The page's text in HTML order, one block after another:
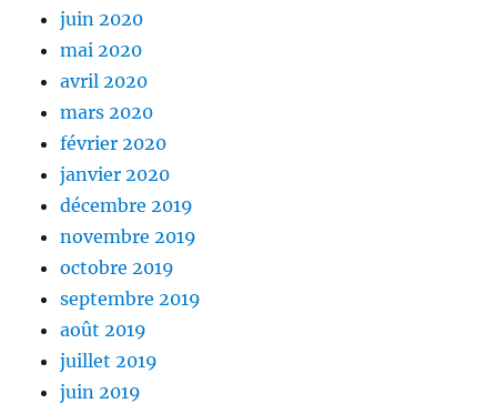
juin 2020
mai 2020
avril 2020
mars 2020
février 2020
janvier 2020
décembre 2019
novembre 2019
octobre 2019
septembre 2019
août 2019
juillet 2019
juin 2019